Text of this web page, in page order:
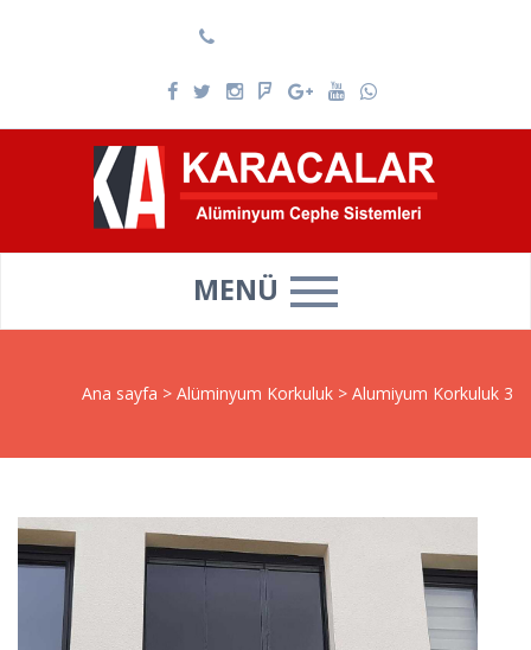
MENÜ
Ana sayfa > Alüminyum Korkuluk > Alumiyum Korkuluk 3